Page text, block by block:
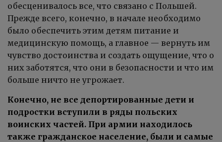
обесценивалось все, что связано с Польшей.
Прежде всего, конечно, в начале необходимо
было обеспечить этим детям питание и
медицинскую помощь, а главное — вернуть им
чувство достоинства и создать ощущение, что о
них заботятся, что они в безопасности и что им
больше ничто не угрожает.
Конечно, не все депортированные дети и
подростки вступили в ряды польских
воинских частей. При армии находилось
также гражданское население, были и самые